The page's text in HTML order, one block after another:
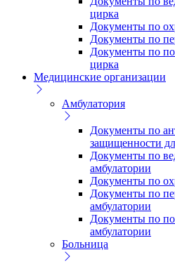
цирка
Документы по
Документы по
Документы по
цирка
Медицинские организации
Амбулатория
Документы по
защищенности
Документы по
амбулатории
Документы по
Документы по
амбулатории
Документы по
амбулатории
Больница